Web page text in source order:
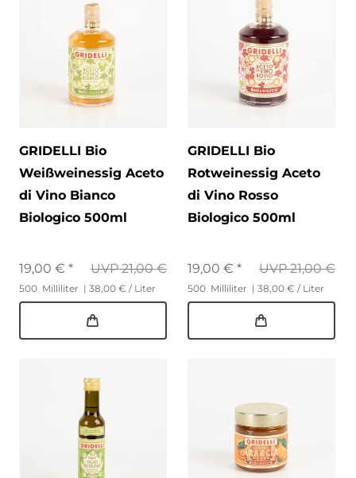
GRIDELLI Bio
Weißweinessig Aceto
di Vino Bianco
Biologico 500ml
UVP 21,00 €
19,00 € *
500 Milliliter | 38,00 € / Liter
GRIDELLI Bio
Rotweinessig Aceto
di Vino Rosso
Biologico 500ml
UVP 21,00 €
19,00 € *
500 Milliliter | 38,00 € / Liter